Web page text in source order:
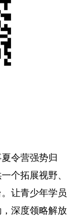
令营强势归
个拓展视野、
让青少年学员
深度领略解放